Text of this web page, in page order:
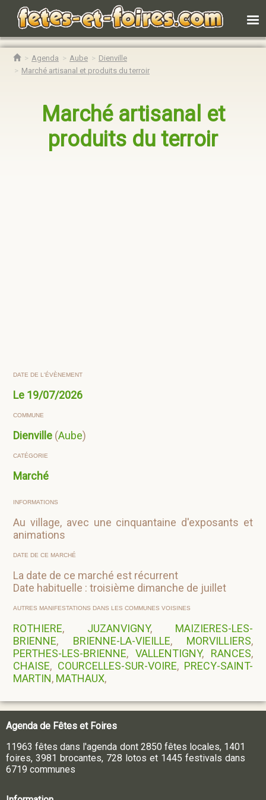
Agenda Aube
Dienville
Marché artisanal et produits du terroir
Marché artisanal et
produits du terroir
DATE DE L'ÉVÈNEMENT
Le 19/07/2026
COMMUNE
Dienville (Aube)
CATÉGORIE
Marché
INFORMATIONS
Au village, avec une cinquantaine d'exposants et
animations
DATE DE CE MARCHÉ
La date de ce marché est récurrent
Date habituelle : troisième dimanche de juillet
AUTRES MANIFESTATIONS DANS LES COMMUNES VOISINES
ROTHIERE, JUZANVIGNY, MAIZIERES-LES-
BRIENNE, BRIENNE-LA-VIEILLE, MORVILLIERS,
PERTHES-LES-BRIENNE, VALLENTIGNY, RANCES,
CHAISE, COURCELLES-SUR-VOIRE, PRECY-SAINT-
MARTIN, MATHAUX,
Agenda de Fêtes et Foires
11963 fêtes dans l'agenda dont 2850 fêtes locales, 1401
foires, 3981 brocantes, 728 lotos et 1445 festivals dans
6719 communes